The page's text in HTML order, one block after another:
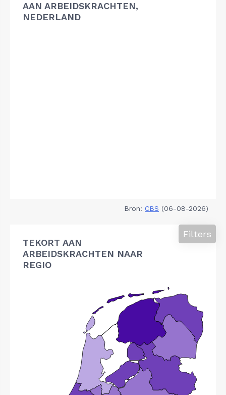
AAN ARBEIDSKRACHTEN,
NEDERLAND
Bron: CBS (06-08-2026)
TEKORT AAN
ARBEIDSKRACHTEN NAAR
REGIO
Filters